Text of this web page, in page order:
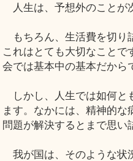
人生は、予想外のことが
もちろん、生活費を切り
これはとても大切なこと
会では基本中の基本だから
しかし、人生では如何と
ます。なかには、精神的
問題が解決するとまで思い
我が国は、そのような状